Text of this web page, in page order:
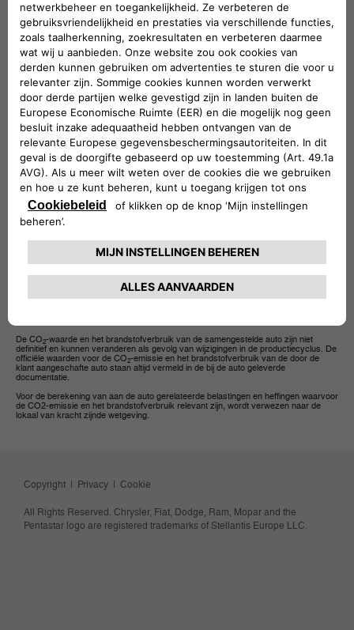
KIEZEN
Getoonde prijs voor volledig elektrische modellen is exclusief € 667 BPM. Zie de
website en prijslijst voor de juiste prijzen inclusief BPM.
De waarden van de CO 2-emissie en brandstofverbruik worden gedefinieerd op
basis van officiële tests conform de bepalingen van de EU-verordening die van
kracht is ten tijde van de typegoedkeuring. In het bijzonder worden de aangegeven
waarden bepaald volgens de WLTP-testprocedure.
De waarden voor de CO
volgens de toepasselijke wetgeving zijn slechts vermeld om een vergelijking van de
2
brandstofverbruik in de praktijk, die afhankelijk zijn van een groot aantal
samenhangende factoren, waaronder bijvoorbeeld, maar niet beperkt tot, rijstijl,
route, weersomstandigheden en wegconditie, alsmede de staat, het gebruik en de
De vermelde waarden voor CO -emissie en brandstofverbruik hebben betrekking
De CO2-waarde en het brandstofverbruik van de samengestelde auto zijn niet
definitief en kunnen veranderen als gevolg van wijzigingen in de productiecyclus. De
officiële waarden voor de CO2-emissie en het brandstofverbruik van de door de
klant aangeschafte auto staan altijd vermeld in de bij de auto geleverde
documentatie.
Voor de berekening van aan de auto gerelateerde belastingen en heffingen waarvoor
de CO2-emissie en het brandstofverbruik relevant zijn, wordt verwezen naar de
lokaal van kracht zijnde wetgeving.
Copyright Privacy Cookie
All Rights Reserved. Chrysler, Fiat, Dodge, Ram, Mopar and the
Pentastar logo are registered trademarks of Stellantis Europe LLC.